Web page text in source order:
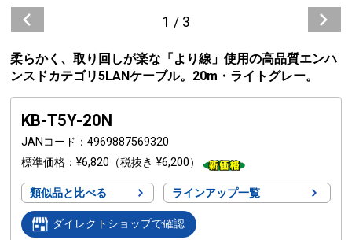
1 / 3
柔らかく、取り回しが楽な「より線」使用の高品質エンハ
ンスドカテゴリ5LANケーブル。20m・ライトグレー。
KB-T5Y-20N
JANコード
4969887569320
標準価格
¥6,820 （税抜き ¥6,200）
類似品と比べる ラインアップ一覧
ダイレクトショップで確認